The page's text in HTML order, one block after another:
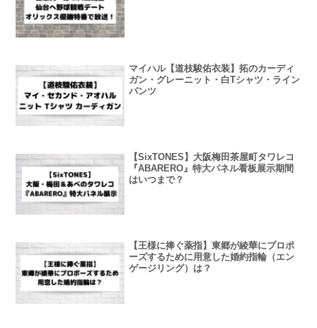
マイハル【道枝駿佑衣装】拓のカーディ
ガン・グレーニット・白Tシャツ・ライン
パンツ
【SixTONES】大阪梅田茶屋町タワレコ
『ABARERO』特大パネル看板展示期間
はいつまで？
【王様に捧ぐ薬指】東郷が綾華にプロポ
ーズするために用意した婚約指輪（エン
ゲージリング）は？